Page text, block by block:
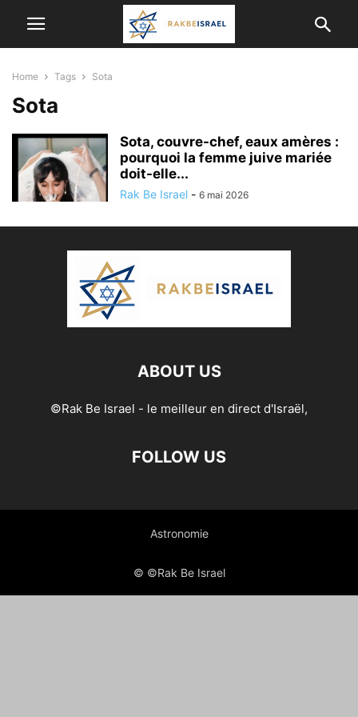
Home Tags Sota
Sota
Sota, couvre-chef, eaux amères :
pourquoi la femme juive mariée
doit-elle...
Rak Be Israel - 6 mai 2026
ABOUT US
©Rak Be Israel - le meilleur en direct d'Israël,
FOLLOW US
Astronomie
© ©Rak Be Israel